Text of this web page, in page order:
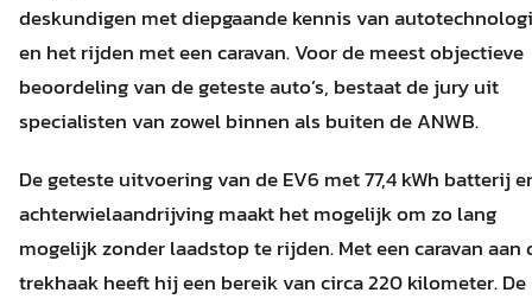
deskundigen met diepgaande kennis van
en het rijden met een caravan. Voor de meest objectieve
beoordeling van de geteste auto’s, bestaat de jury uit
specialisten van zowel binnen als buiten de ANWB.
De geteste uitvoering van de EV6 met 77,4 kWh batterij
achterwielaandrijving maakt het mogelijk om zo lang
mogelijk zonder laadstop te rijden. Met een caravan aan
trekhaak heeft hij een bereik van circa 220 kilometer. De